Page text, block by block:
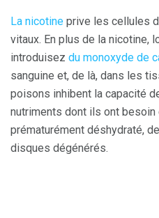
La nicotine prive les cellules
vitaux. En plus de la nicotine,
introduisez du monoxyde de
sanguine et, de là, dans les
poisons inhibent la capacité
nutriments dont ils ont
prématurément déshydraté,
disques dégénérés.